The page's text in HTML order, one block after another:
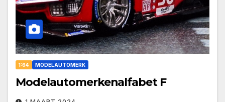
1:64 MODELAUTOMERK
Modelautomerkenalfabet F